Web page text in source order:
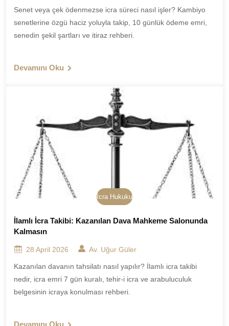
Senet veya çek ödenmezse icra süreci nasıl işler? Kambiyo
senetlerine özgü haciz yoluyla takip, 10 günlük ödeme emri,
senedin şekil şartları ve itiraz rehberi.
Devamını Oku
İcra Hukuku
İlamlı İcra Takibi: Kazanılan Dava Mahkeme Salonunda
Kalmasın
28 April 2026 Av. Uğur Güler
Kazanılan davanın tahsilatı nasıl yapılır? İlamlı icra takibi
nedir, icra emri 7 gün kuralı, tehir-i icra ve arabuluculuk
belgesinin icraya konulması rehberi.
Devamını Oku